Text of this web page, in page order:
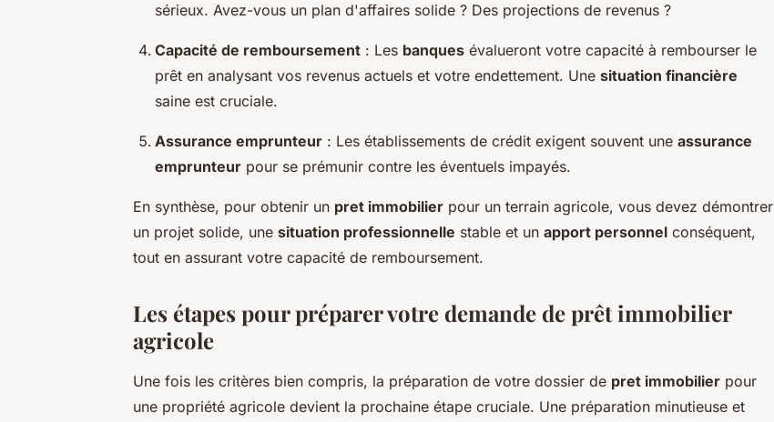
sérieux. Avez-vous un plan d'affaires solide ? Des projections de revenus ?
Capacité de remboursement : Les banques évalueront votre capacité à rembourser le
prêt en analysant vos revenus actuels et votre endettement. Une situation financière
saine est cruciale.
Assurance emprunteur : Les établissements de crédit exigent souvent une assurance
emprunteur pour se prémunir contre les éventuels impayés.
En synthèse, pour obtenir un pret immobilier pour un terrain agricole, vous devez démontrer
un projet solide, une situation professionnelle stable et un apport personnel conséquent,
tout en assurant votre capacité de remboursement.
Les étapes pour préparer votre demande de prêt immobilier
agricole
Une fois les critères bien compris, la préparation de votre dossier de pret immobilier pour
une propriété agricole devient la prochaine étape cruciale. Une préparation minutieuse et